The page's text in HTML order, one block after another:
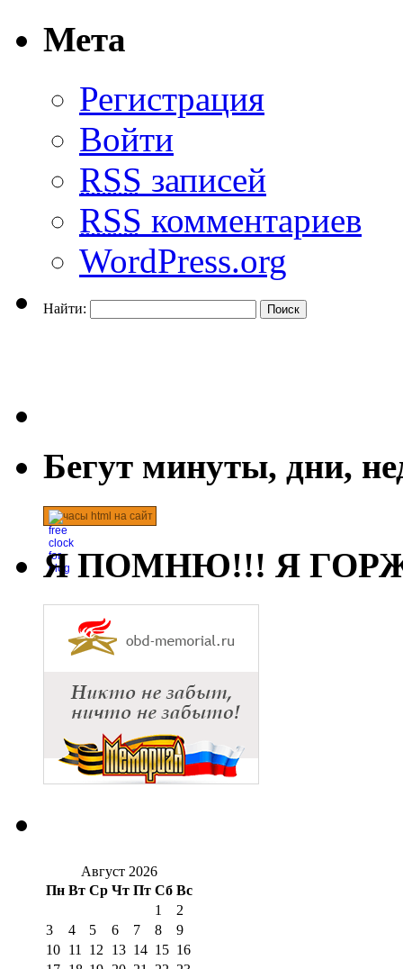
Мета
Регистрация
Войти
RSS записей
RSS комментариев
WordPress.org
Найти:
Бегут минуты, дни,
часы html на сайт
Я ПОМНЮ!!! Я
Август 2026
Пн Вт Ср Чт Пт Сб Вс
1
2
3
4 5 6 7 8
9
10 11 12 13 14 15 16